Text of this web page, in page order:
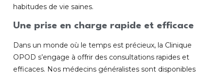
habitudes de vie saines.
Une prise en charge rapide et efficace
Dans un monde où le temps est précieux, la Clinique
OPOD s’engage à offrir des consultations rapides et
efficaces. Nos médecins généralistes sont disponibles